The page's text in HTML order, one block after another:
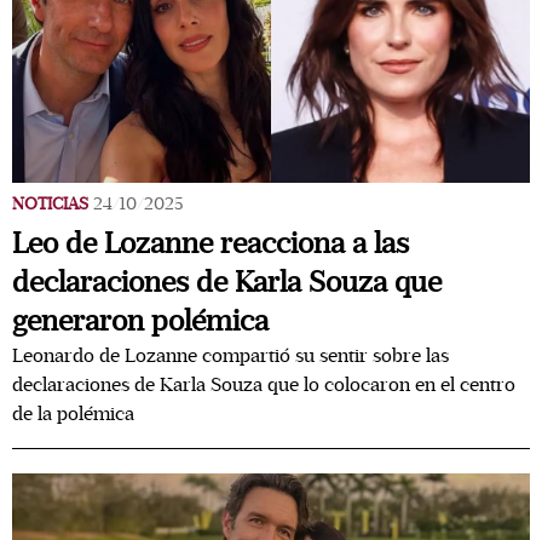
NOTICIAS 24/10/2025
Leo de Lozanne reacciona a las
declaraciones de Karla Souza que
generaron polémica
Leonardo de Lozanne compartió su sentir sobre las
declaraciones de Karla Souza que lo colocaron en el centro
de la polémica